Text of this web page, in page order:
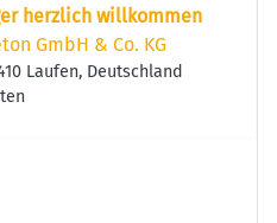
herzlich willkommen
GmbH & Co. KG
Laufen, Deutschland